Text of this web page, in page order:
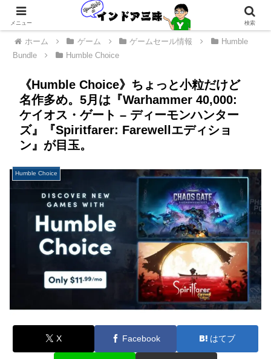
ホーム ゲーム ゲームセール情報
Humble
Bundle
Humble Choice
《Humble Choice》ちょっと小粒だけど
名作多め。5月は『Warhammer 40,000:
ケイオス・ゲート – ディーモンハンター
ズ』『Spiritfarer: Farewellエディショ
ン』が目玉。
Humble Choice
X Facebook はてブ
メニュー 検索